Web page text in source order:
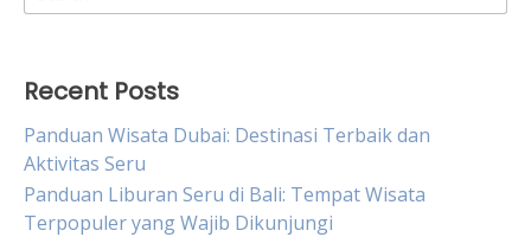
for:
Recent Posts
Panduan Wisata Dubai: Destinasi Terbaik dan
Aktivitas Seru
Panduan Liburan Seru di Bali: Tempat Wisata
Terpopuler yang Wajib Dikunjungi